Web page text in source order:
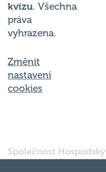
kvízu. Všechna
práva
vyhrazena.
Změnit
nastavení
cookies
Společnost Hospodský
kvíz s.r.o., sídlem Nové